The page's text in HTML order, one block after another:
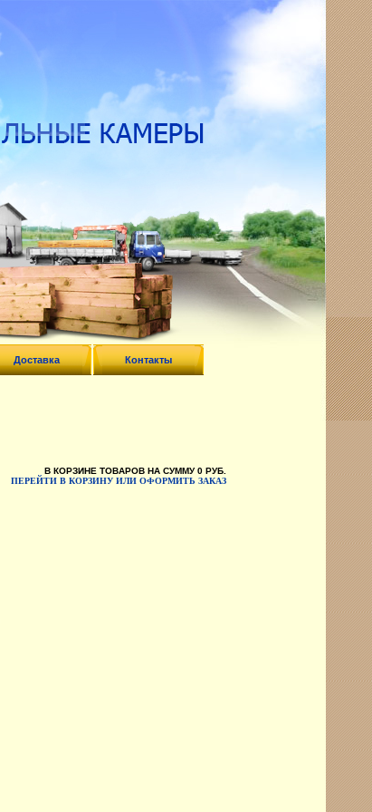
Доставка Контакты
В КОРЗИНЕ ТОВАРОВ НА СУММУ0 РУБ.
ПЕРЕЙТИ В КОРЗИНУ ИЛИ ОФОРМИТЬ ЗАКАЗ